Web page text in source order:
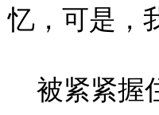
忆，可是，
被紧紧握